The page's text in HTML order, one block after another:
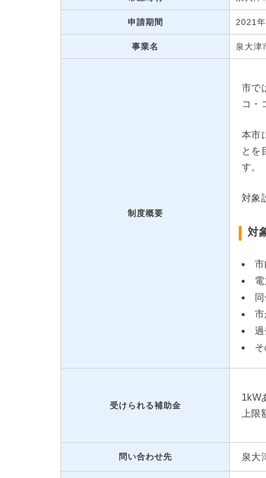
申請期間 2021
事業名 泉大津
制度概要
市で
コ・
本市
とを
す。
対象
対
受けられる補助金
1kW
上
問い合わせ先 泉大